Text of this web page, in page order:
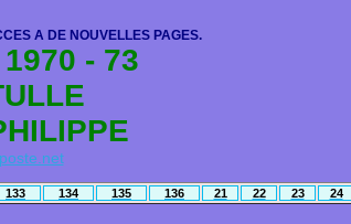
A DE NOUVELLES PAGES.
- 73
133 134 135 136 21 22 23 24